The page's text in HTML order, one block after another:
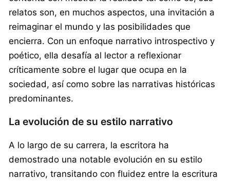
relatos son, en muchos aspectos, una invitación a
reimaginar el mundo y las posibilidades que
encierra. Con un enfoque narrativo introspectivo y
poético, ella desafía al lector a reflexionar
críticamente sobre el lugar que ocupa en la
sociedad, así como sobre las narrativas históricas
predominantes.
La evolución de su estilo narrativo
A lo largo de su carrera, la escritora ha
demostrado una notable evolución en su estilo
narrativo, transitando con fluidez entre la escritura